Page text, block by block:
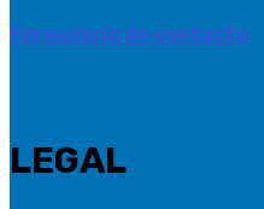
Formulario de contacto
LEGAL